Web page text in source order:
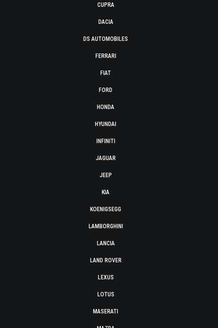
CUPRA
DACIA
DS AUTOMOBILES
FERRARI
FIAT
FORD
HONDA
HYUNDAI
INFINITI
JAGUAR
JEEP
KIA
KOENIGSEGG
LAMBORGHINI
LANCIA
LAND ROVER
LEXUS
LOTUS
MASERATI